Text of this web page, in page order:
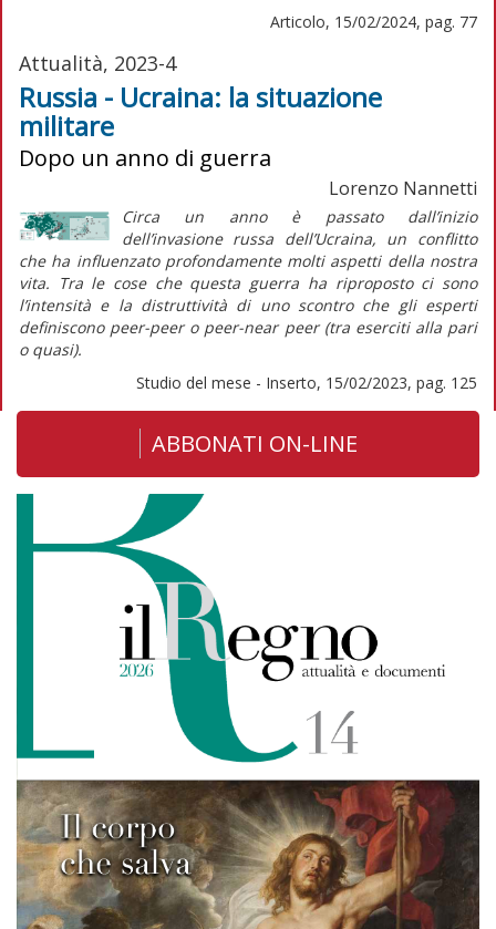
Articolo, 15/02/2024, pag. 77
Attualità, 2023-4
Russia - Ucraina: la situazione
militare
Dopo un anno di guerra
Lorenzo Nannetti
Circa un anno è passato dall’inizio
dell’invasione russa dell’Ucraina, un conflitto
che ha influenzato profondamente molti aspetti della nostra
vita. Tra le cose che questa guerra ha riproposto ci sono
l’intensità e la distruttività di uno scontro che gli esperti
definiscono peer-peero peer-near peer(tra eserciti alla pari
o quasi).
Studio del mese - Inserto, 15/02/2023, pag. 125
ABBONATI ON-LINE